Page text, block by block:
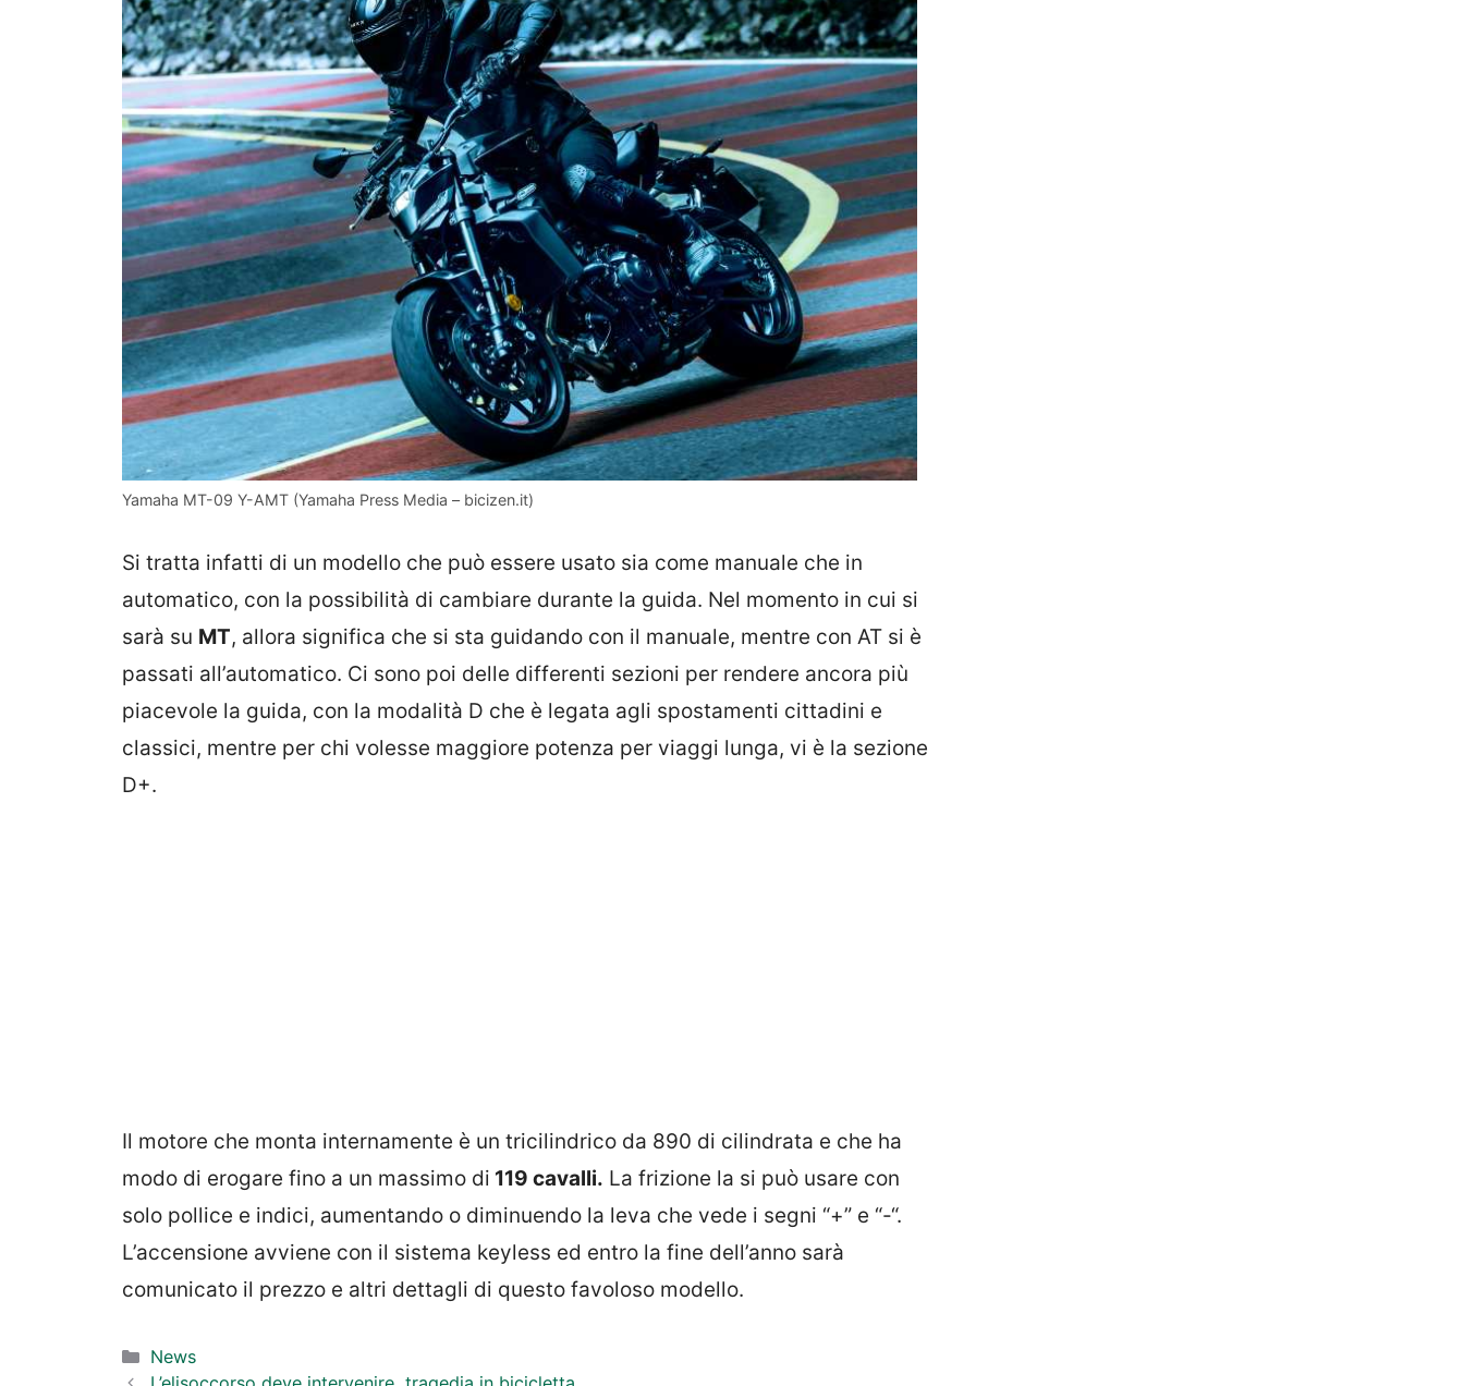
Yamaha MT-09 Y-AMT (Yamaha Press Media – bicizen.it)
Si tratta infatti di un modello che può essere usato sia come manuale che in
automatico, con la possibilità di cambiare durante la guida. Nel momento in cui si
sarà su MT, allora significa che si sta guidando con il manuale, mentre con AT si è
passati all’automatico. Ci sono poi delle differenti sezioni per rendere ancora più
piacevole la guida, con la modalità D che è legata agli spostamenti cittadini e
classici, mentre per chi volesse maggiore potenza per viaggi lunga, vi è la sezione
D+.
Il motore che monta internamente è un tricilindrico da 890 di cilindrata e che ha
modo di erogare fino a un massimo di 119 cavalli. La frizione la si può usare con
solo pollice e indici, aumentando o diminuendo la leva che vede i segni “+” e “-“.
L’accensione avviene con il sistema keyless ed entro la fine dell’anno sarà
comunicato il prezzo e altri dettagli di questo favoloso modello.
Categorie
News